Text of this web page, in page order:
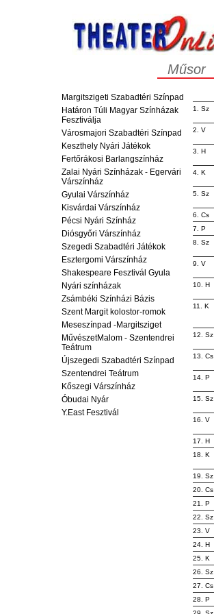
Műsor
Margitszigeti Szabadtéri Színpad
Határon Túli Magyar Színházak
Fesztiválja
Városmajori Szabadtéri Színpad
Keszthely Nyári Játékok
Fertőrákosi Barlangszínház
Zalai Nyári Színházak - Egervári
Várszínház
Gyulai Várszínház
Kisvárdai Várszínház
Pécsi Nyári Színház
Diósgyőri Várszínház
Szegedi Szabadtéri Játékok
Esztergomi Várszínház
Shakespeare Fesztivál Gyula
Nyári színházak
Zsámbéki Színházi Bázis
Szent Margit kolostor-romok
Meseszínpad -Margitsziget
MűvészetMalom - Szentendrei
Teátrum
Újszegedi Szabadtéri Színpad
Szentendrei Teátrum
Kőszegi Várszínház
Óbudai Nyár
Y.East Fesztivál
1. Sz
2. V
3. H
4. K
5. Sz
6. Cs
7. P
8. Sz
9. V
10. H
11. K
12. Sz
13. Cs
14. P
15. Sz
16. V
17. H
18. K
19. Sz
20. Cs
21. P
22. Sz
23. V
24. H
25. K
26. Sz
27. Cs
28. P